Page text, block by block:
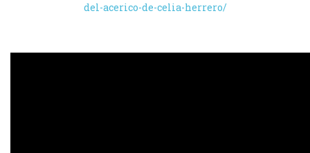
del-acerico-de-celia-herrero/